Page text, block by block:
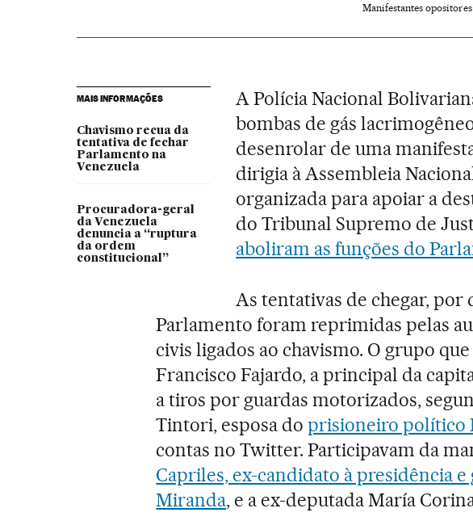
Manifestantes
MAIS INFORMAÇÕES
Chavismo recua da
tentativa de fechar
Parlamento na
Venezuela
Procuradora-geral
da Venezuela
denuncia a “ruptura
da ordem
constitucional”
A Polícia Nacional
bombas de gás
desenrolar de uma
dirigia à Assembleia
organizada para apoiar a
do Tribunal Supremo de
aboliram as funções do
As tentativas de chegar, por
Parlamento foram reprimidas pelas
civis ligados ao chavismo. O grupo
Francisco Fajardo, a principal da
a tiros por guardas motorizados,
Tintori, esposa do prisioneiro político
contas no Twitter. Participavam da
Capriles, ex-candidato à presidência
Miranda, e a ex-deputada María